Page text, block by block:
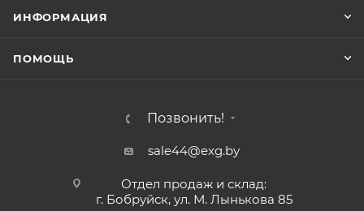
ИНФОРМАЦИЯ
ПОМОЩЬ
Позвонить!
sale44@exg.by
Отдел продаж и склад:
г. Бобруйск, ул. М. Лынькова 85